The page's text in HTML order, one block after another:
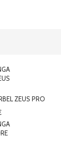
ZEUS PRO